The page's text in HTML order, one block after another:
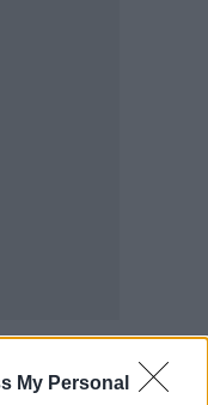
My Personal
που
αποτελεί